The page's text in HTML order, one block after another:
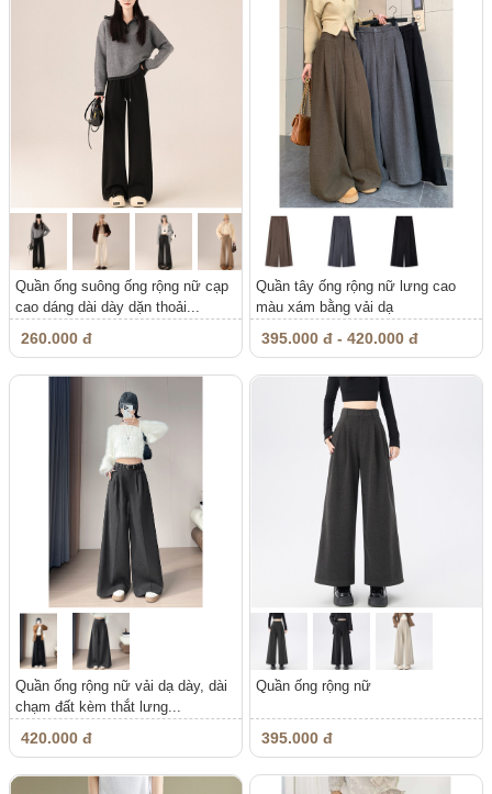
Quần ống suông ống rộng nữ cạp
cao dáng dài dày dặn thoải...
260.000 đ
Quần tây ống rộng nữ lưng cao
màu xám bằng vải dạ
395.000 đ - 420.000 đ
Quần ống rộng nữ vải dạ dày, dài
chạm đất kèm thắt lưng...
420.000 đ
Quần ống rộng nữ
395.000 đ